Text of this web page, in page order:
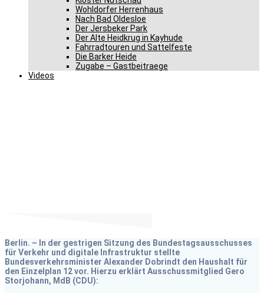
Wohldorfer Herrenhaus
Nach Bad Oldesloe
Der Jersbeker Park
Der Alte Heidkrug in Kayhude
Fahrradtouren und Sattelfeste
Die Barker Heide
Zugabe – Gastbeitraege
Videos
Berlin. – In der gestrigen Sitzung des Bundestagsausschusses
für Verkehr und digitale Infrastruktur stellte
Bundesverkehrsminister Alexander Dobrindt den Haushalt für
den Einzelplan 12 vor. Hierzu erklärt Ausschussmitglied Gero
Storjohann, MdB (CDU):